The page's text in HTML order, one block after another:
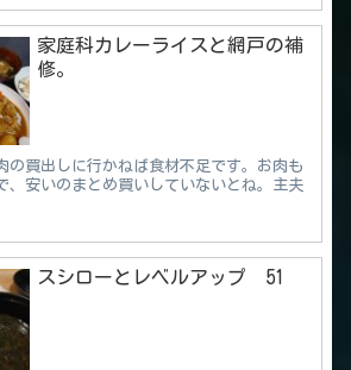
家庭科カレーライスと網戸の補
修。
の買出しに行かねば食材不足です。お肉も
、安いのまとめ買いしていないとね。主夫
スシローとレベルアップ 51